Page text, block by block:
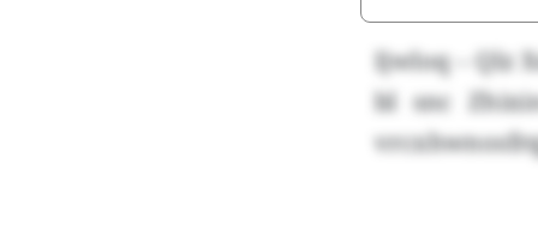
Ijwloq – Qlz
bl snc